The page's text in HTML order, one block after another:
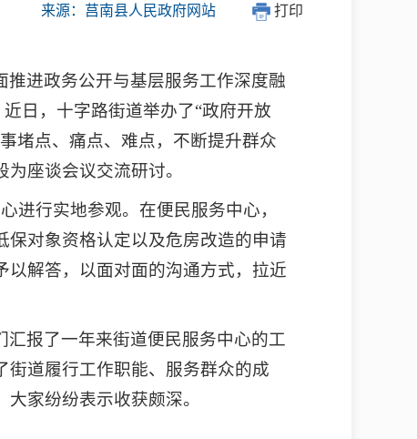
来源：莒南县人民政府网站 打印
进政务公开与基层服务工作深度融
日，十字路街道举办了“政府开放
堵点、痛点、难点，不断提升群众
座谈会议交流研讨。
进行实地参观。在便民服务中心，
保对象资格认定以及危房改造的申请
解答，以面对面的沟通方式，拉近
报了一年来街道便民服务中心的工
道履行工作职能、服务群众的成
家纷纷表示收获颇深。